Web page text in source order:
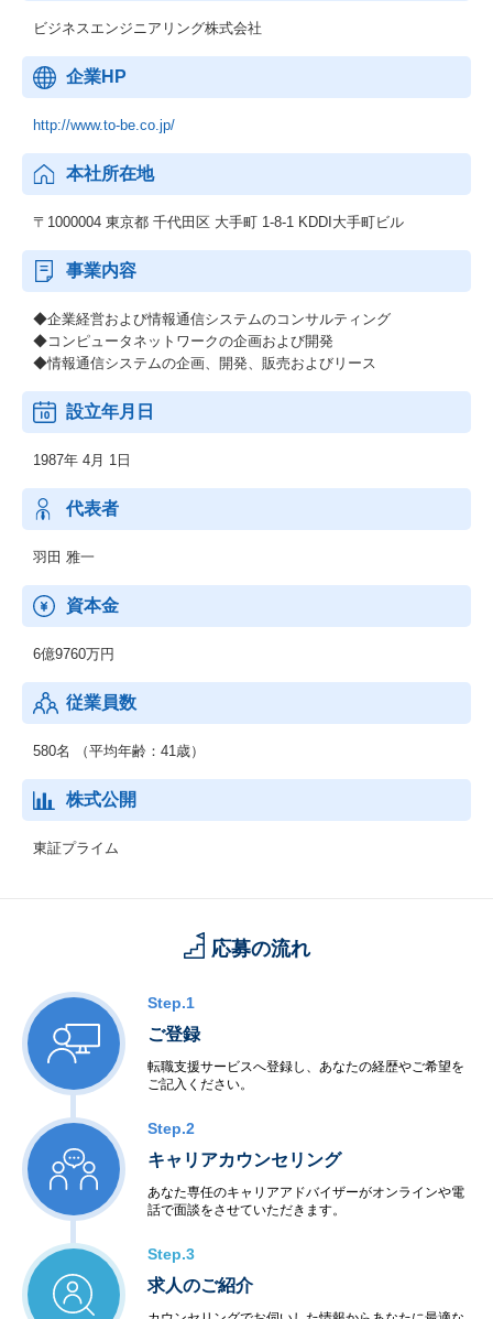
ビジネスエンジニアリング株式会社
企業HP
http://www.to-be.co.jp/
本社所在地
〒1000004 東京都 千代田区 大手町 1-8-1 KDDI大手町ビル
事業内容
◆企業経営および情報通信システムのコンサルティング
◆コンピュータネットワークの企画および開発
◆情報通信システムの企画、開発、販売およびリース
設立年月日
1987年 4月 1日
代表者
羽田 雅一
資本金
6億9760万円
従業員数
580名 （平均年齢：41歳）
株式公開
東証プライム
応募の流れ
Step.1
ご登録
転職支援サービスへ登録し、あなたの経歴やご希望を
ご記入ください。
Step.2
キャリアカウンセリング
あなた専任のキャリアアドバイザーがオンラインや電
話で面談をさせていただきます。
Step.3
求人のご紹介